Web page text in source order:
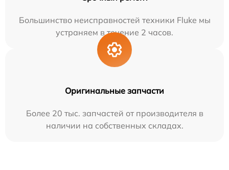
Большинство неисправностей техники Fluke мы
устраняем в течение 2 часов.
Оригинальные запчасти
Более 20 тыс. запчастей от производителя в
наличии на собственных складах.